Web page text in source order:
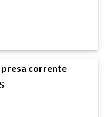
presa corrente